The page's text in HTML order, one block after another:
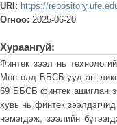
URI: https://
Огноо: 2025-06-20
Хураангуй:
Финтек зээл нь
Монголд ББСБ-ууд
69 ББСБ финтек ашиглан
хувь нь финтек
нэмэгдэж, зээлийн